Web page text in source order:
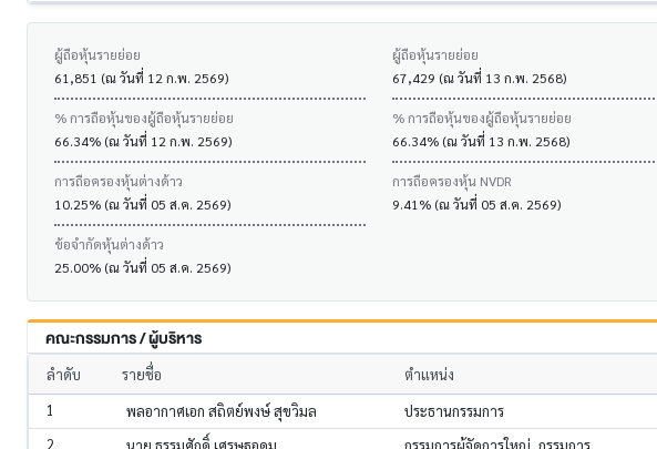
ผู้ถือหุ้นรายย่อย
61,851 (ณ วันที่ 12 ก.พ. 2569)
% การถือหุ้นของผู้ถือหุ้นรายย่อย
66.34% (ณ วันที่ 12 ก.พ. 2569)
การถือครองหุ้นต่างด้าว
10.25% (ณ วันที่ 05 ส.ค. 2569)
ข้อจำกัดหุ้นต่างด้าว
25.00% (ณ วันที่ 05 ส.ค. 2569)
ผู้ถือหุ้นรายย่อย
67,429 (ณ วันที่ 13 ก.พ. 2568)
% การถือหุ้นของผู้ถือหุ้นรายย่อย
66.34% (ณ วันที่ 13 ก.พ. 2568)
การถือครองหุ้น NVDR
9.41% (ณ วันที่ 05 ส.ค. 2569)
คณะกรรมการ / ผู้บริหาร
ลำดับ รายชื่อ
ตำแหน่ง
1
พลอากาศเอก สถิตย์พงษ์ สุขวิมล
ประธานกรรมการ
2
นาย ธรรมศักดิ์ เศรษฐอุดม
กรรมการผู้จัดการใหญ่, กรรมการ